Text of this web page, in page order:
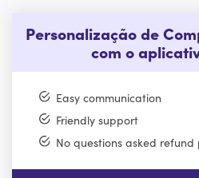
Personalização de
com o
Easy communication
Friendly support
No questions asked refund